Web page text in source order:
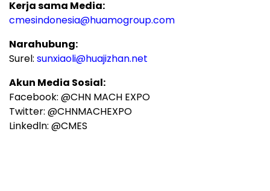
Kerja sama Media:
cmesindonesia@huamogroup.com
Narahubung:
Surel: sunxiaoli@huajizhan.net
Akun Media Sosial:
Facebook: @CHN MACH EXPO
Twitter: @CHNMACHEXPO
Linkedln: @CMES